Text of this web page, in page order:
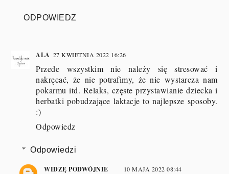
ODPOWIEDZ
ALA 27 KWIETNIA 2022 16:26
Przede wszystkim nie należy się stresować i
nakręcać, że nie potrafimy, że nie wystarcza nam
pokarmu itd. Relaks, częste przystawianie dziecka i
herbatki pobudzające laktacje to najlepsze sposoby.
:)
Odpowiedz
Odpowiedzi
WIDZĘ PODWÓJNIE 10 MAJA 2022 08:44